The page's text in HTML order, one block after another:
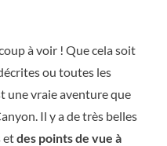
à voir ! Que cela soit
ou toutes les
une vraie aventure que
Il y a de très belles
etdes points de vue à